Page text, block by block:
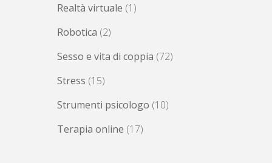
Realtà virtuale (1)
Robotica (2)
Sesso e vita di coppia (72)
Stress (15)
Strumenti psicologo (10)
Terapia online (17)